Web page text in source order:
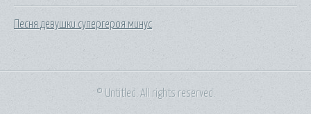
Песня девушки супергероя минус
© Untitled. All rights reserved.